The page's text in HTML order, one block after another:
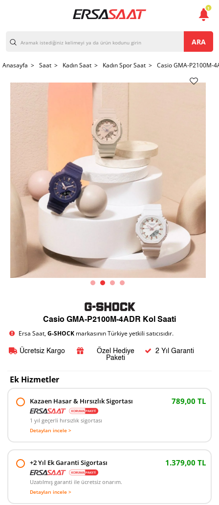
ARA
Anasayfa > Saat > Kadın Saat > Kadın Spor Saat > Casio GMA-P2100M-
Casio GMA-P2100M-4ADR Kol Saati
Ersa Saat,G-SHOCK markasının Türkiye yetkili satıcısıdır.
Ücretsiz Kargo
Özel Hediye
Paketi
2 Yıl Garanti
Ek Hizmetler
Kazaen Hasar & Hırsızlık Sigortası 789,00 TL
1 yıl geçerli hırsızlık sigortası
Detayları incele >
+2 Yıl Ek Garanti Sigortası 1.379,00 TL
Uzatılmış garanti ile ücretsiz onarım.
Detayları incele >
1